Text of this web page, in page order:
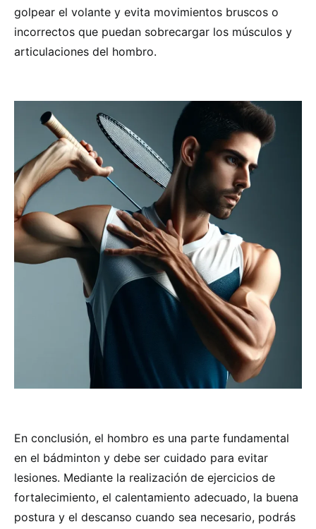
golpear el volante y evita movimientos bruscos o
incorrectos que puedan sobrecargar los músculos y
articulaciones del hombro.
En conclusión, el hombro es una parte fundamental
en el bádminton y debe ser cuidado para evitar
lesiones. Mediante la realización de ejercicios de
fortalecimiento, el calentamiento adecuado, la buena
postura y el descanso cuando sea necesario, podrás